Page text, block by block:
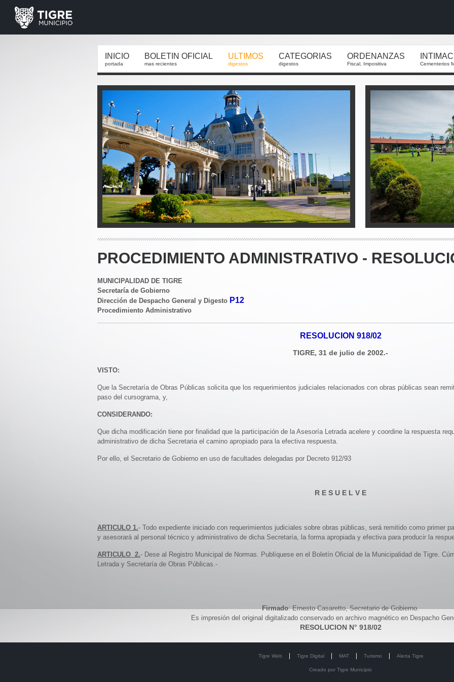
INICIO
portada
BOLETIN OFICIAL
mas recientes
ULTIMOS
digestos
CATEGORIAS
digestos
ORDENANZAS
Fiscal, Impositiva Cementerios
PROCEDIMIENTO ADMINISTRATIVO -
MUNICIPALIDAD DE TIGRE
Secretaría de Gobierno
Dirección de Despacho General y Digesto P12
Procedimiento Administrativo
RESOLUCION 918/02
TIGRE, 31 de julio de 2002.-
VISTO:
Que la Secretaría de Obras Públicas solicita que los requerimientos judiciales relacionados con obras públicas sean
paso del cursograma, y,
CONSIDERANDO:
Que dicha modificación tiene por finalidad que la participación de la Asesoría Letrada acelere y coordine la respuesta
administrativo de dicha Secretaria el camino apropiado para la efectiva respuesta.
Por ello, el Secretario de Gobierno en uso de facultades delegadas por Decreto 912/93
R E S U E L V E
ARTICULO 1.- Todo expediente iniciado con requerimientos judiciales sobre obras públicas, será remitido como primer
y asesorará al personal técnico y administrativo de dicha Secretaría, la forma apropiada y efectiva para producir la
ARTICULO 2.- Dese al Registro Municipal de Normas. Publíquese en el Boletín Oficial de la Municipalidad de Tigre.
Letrada y Secretaría de Obras Públicas.-
Firmado: Ernesto Casaretto, Secretario de Gobierno.
Es impresión del original digitalizado conservado en archivo magnético en Despacho
RESOLUCION N° 918/02
Tigre Web Tigre Digital MAT Turismo Alerta Tigre
Creado por Tigre Municipio